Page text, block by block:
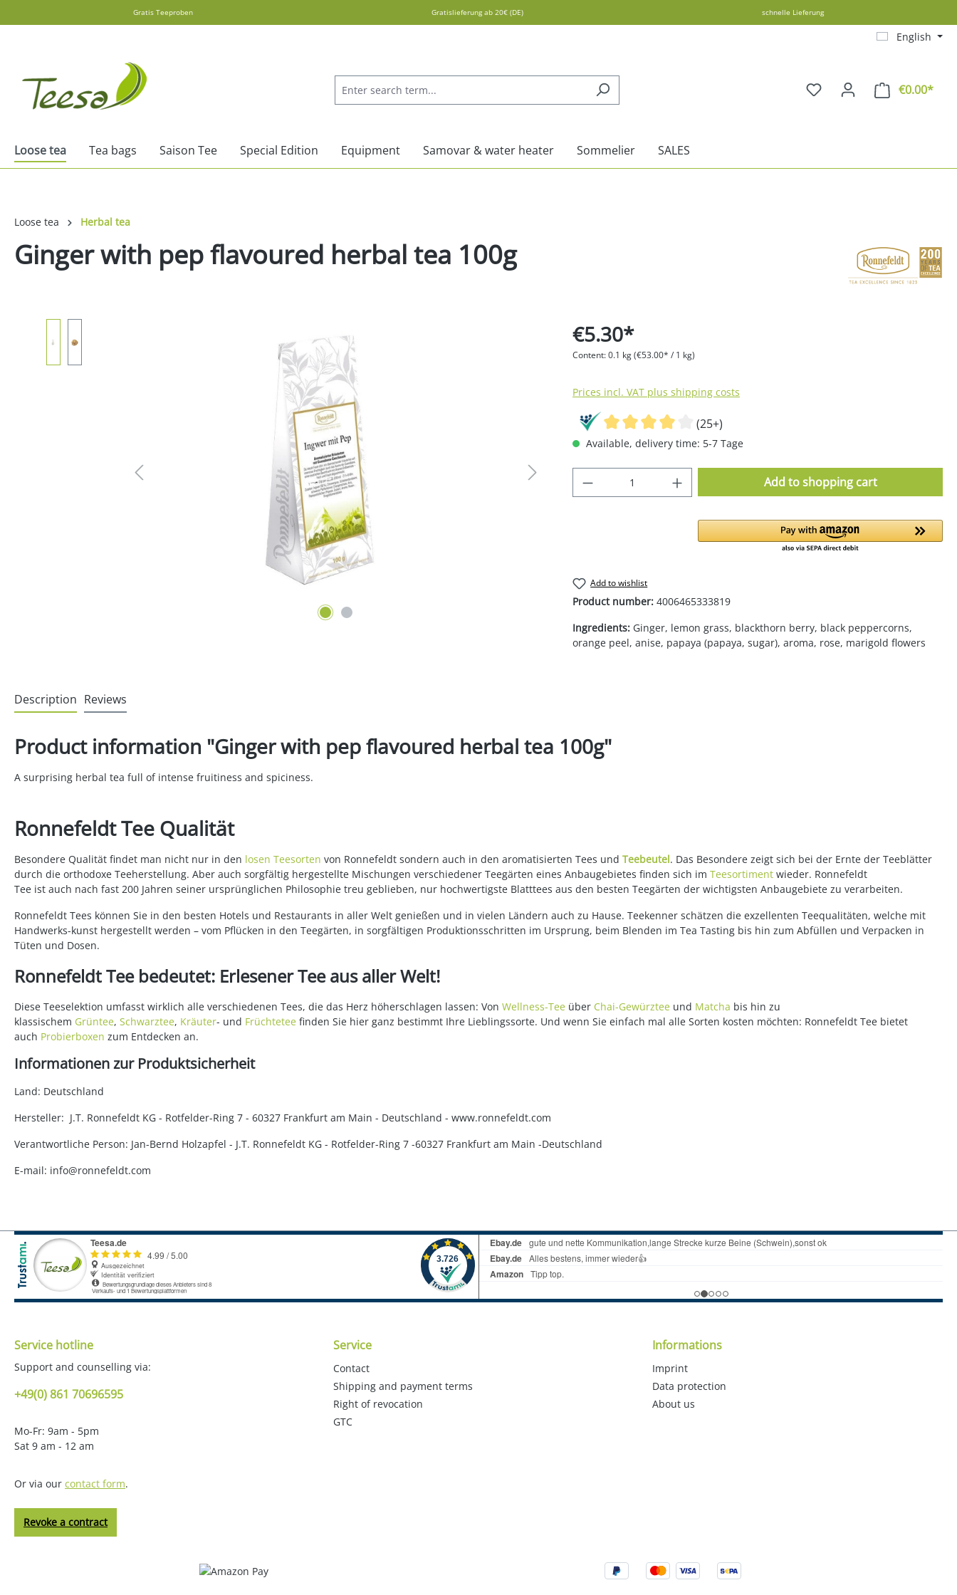
Skip to main navigationGratis Teeproben Gratislieferung ab 20€ (DE) schnelle Lieferung
English
€0.00*
Loose tea Tea bags Saison Tee Special Edition Equipment Samovar & water heater Sommelier SALES
Loose tea Herbal tea
Ginger with pep flavoured herbal tea 100g
€5.30*
Content:0.1 kg(€53.00* / 1 kg)
Prices incl. VAT plus shipping costs
(25+)
Available, delivery time: 5-7 Tage
Product Quantity: Enter the desired amount
Add to shopping cart
Add to wishlist
Product number: 4006465333819
Ingredients: Ginger, lemon grass, blackthorn berry, black peppercorns,
orange peel, anise, papaya (papaya, sugar), aroma, rose, marigold flowers
Description Reviews
Product information "Ginger with pep flavoured herbal tea 100g"
A surprising herbal tea full of intense fruitiness and spiciness.
Ronnefeldt Tee Qualität
Besondere Qualität findet man nicht nur in den losen Teesorten von Ronnefeldt sondern auch in den aromatisierten Tees und Teebeutel. Das Besondere zeigt sich bei der Ernte der Teeblätter
durch die orthodoxe Teeherstellung. Aber auch sorgfältig hergestellte Mischungen verschiedener Teegärten eines Anbaugebietes finden sich im Teesortiment wieder. Ronnefeldt
Tee ist auch nach fast 200 Jahren seiner ursprünglichen Philosophie treu geblieben, nur hochwertigste Blatttees aus den besten Teegärten der wichtigsten Anbaugebiete zu verarbeiten.
Ronnefeldt Tees können Sie in den besten Hotels und Restaurants in aller Welt genießen und in vielen Ländern auch zu Hause. Teekenner schätzen die exzellenten Teequalitäten, welche mit
Handwerks-kunst hergestellt werden – vom Pflücken in den Teegärten, in sorgfältigen Produktionsschritten im Ursprung, beim Blenden im Tea Tasting bis hin zum Abfüllen und Verpacken in
Tüten und Dosen.
Ronnefeldt Tee bedeutet: Erlesener Tee aus aller Welt!
Diese Teeselektion umfasst wirklich alle verschiedenen Tees, die das Herz höherschlagen lassen: Von Wellness-Tee über Chai-Gewürztee und Matcha bis hin zu
klassischem Grüntee, Schwarztee, Kräuter- und Früchtetee finden Sie hier ganz bestimmt Ihre Lieblingssorte. Und wenn Sie einfach mal alle Sorten kosten möchten: Ronnefeldt Tee bietet
auch Probierboxen zum Entdecken an.
Informationen zur Produktsicherheit
Land: Deutschland
Hersteller: J.T. Ronnefeldt KG - Rotfelder-Ring 7 - 60327 Frankfurt am Main - Deutschland - www.ronnefeldt.com
Verantwortliche Person: Jan-Bernd Holzapfel - J.T. Ronnefeldt KG - Rotfelder-Ring 7 -60327 Frankfurt am Main -Deutschland
E-mail: info@ronnefeldt.com
Service hotline
Support and counselling via:
+49(0) 861 70696595
Mo-Fr: 9am - 5pm
Sat 9 am - 12 am
Or via our contact form.
Revoke a contract
Service
Contact
Shipping and payment terms
Right of revocation
GTC
Informations
Imprint
Data protection
About us